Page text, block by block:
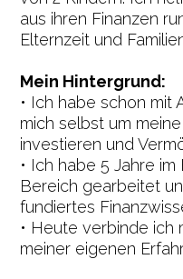
aus ihren Finanzen
Elternzeit und
Mein Hintergrund:
• Ich habe schon mit
mich selbst um
investieren und
• Ich habe 5 Jahre
Bereich gearbeitet
fundiertes
• Heute verbinde ich
meiner eigenen